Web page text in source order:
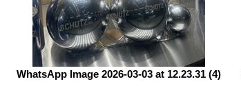
WhatsApp Image 2026-03-03 at 12.23.31 (4)